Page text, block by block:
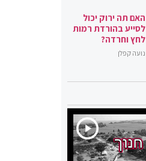
האם תה ירוק יכול
לסייע בהורדת רמות
לחץ וחרדה?
נועה קפלן